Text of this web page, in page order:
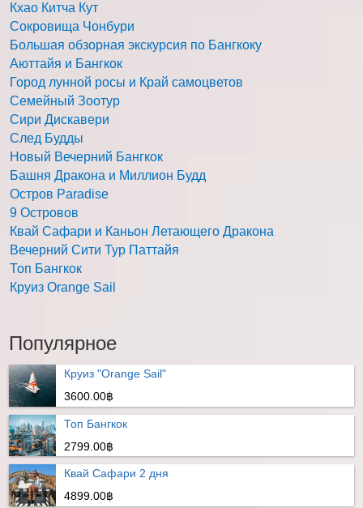
Кхао Китча Кут
Сокровища Чонбури
Большая обзорная экскурсия по Бангкоку
Аюттайя и Бангкок
Город лунной росы и Край самоцветов
Семейный Зоотур
Сири Дискавери
След Будды
Новый Вечерний Бангкок
Башня Дракона и Миллион Будд
Остров Paradise
9 Островов
Квай Сафари и Каньон Летающего Дракона
Вечерний Сити Тур Паттайя
Топ Бангкок
Круиз Orange Sail
Популярное
Круиз "Orange Sail"
3600.00฿
Топ Бангкок
2799.00฿
Квай Сафари 2 дня
4899.00฿